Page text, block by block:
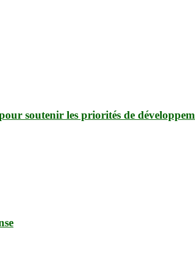
soutenir les priorités de